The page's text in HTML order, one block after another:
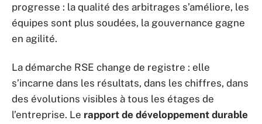
progresse : la qualité des arbitrages s’améliore, les
équipes sont plus soudées, la gouvernance gagne
en agilité.
La démarche RSE change de registre : elle
s’incarne dans les résultats, dans les chiffres, dans
des évolutions visibles à tous les étages de
l’entreprise. Le rapport de développement durable